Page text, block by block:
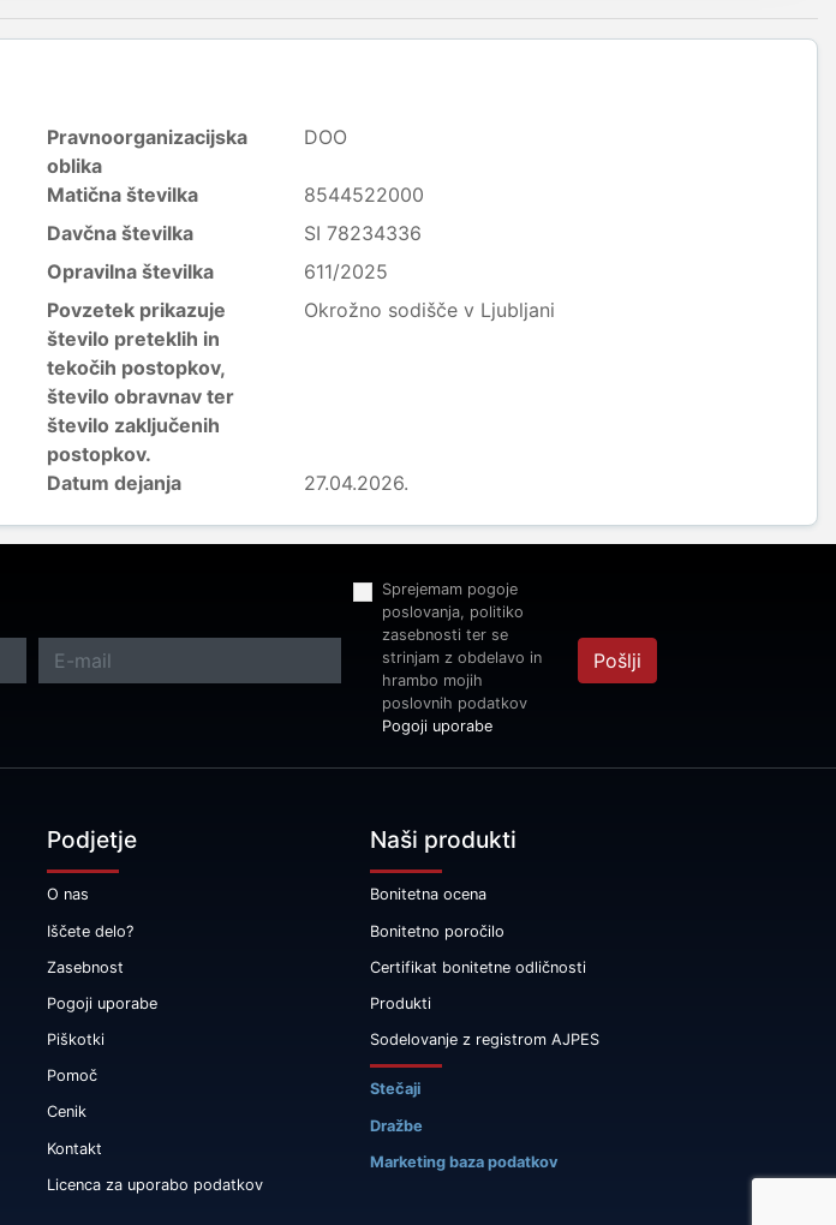
Pravnoorganizacijska
oblika
DOO
Matična številka
8544522000
Davčna številka
SI 78234336
Opravilna številka
611/2025
Povzetek prikazuje
število preteklih in
tekočih postopkov,
število obravnav ter
število zaključenih
postopkov.
Okrožno sodišče v Ljubljani
Datum dejanja 27.04.2026.
Sprejemam pogoje
poslovanja, politiko
zasebnosti ter se
strinjam z obdelavo in
hrambo mojih
poslovnih podatkov
Pogoji uporabe
Pošlji
Podjetje
O nas
Iščete delo?
Zasebnost
Pogoji uporabe
Piškotki
Pomoč
Cenik
Kontakt
Licenca za uporabo podatkov
Naši produkti
Bonitetna ocena
Bonitetno poročilo
Certifikat bonitetne odličnosti
Produkti
Sodelovanje z registrom AJPES
Stečaji
Dražbe
Marketing baza podatkov